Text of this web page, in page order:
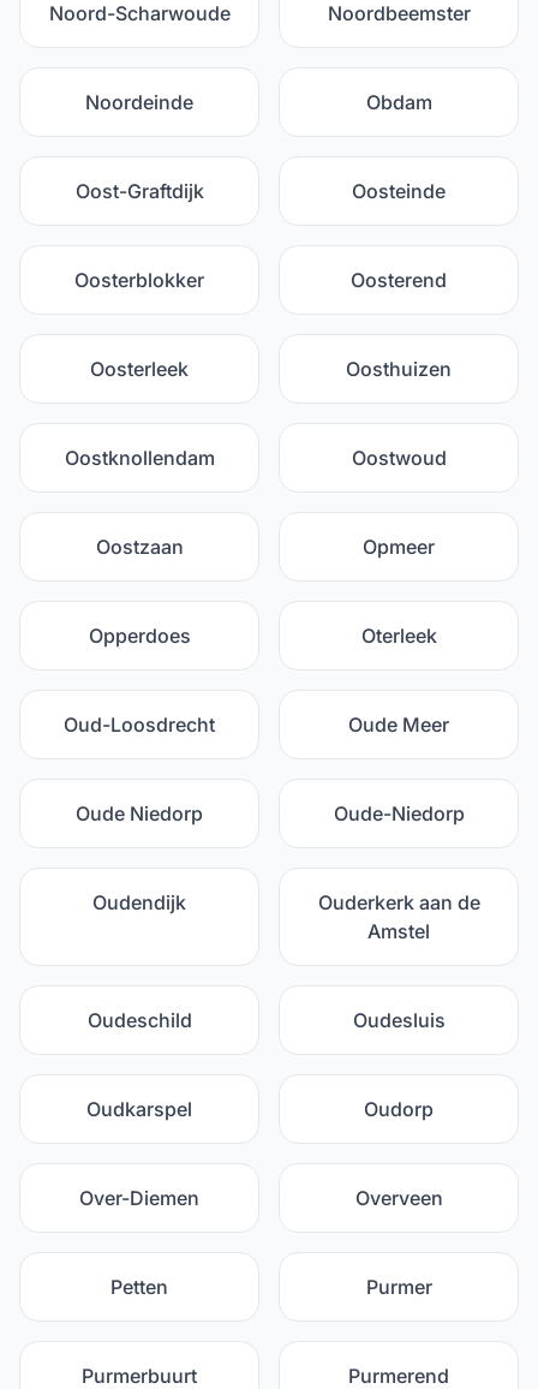
Noord-Scharwoude Noordbeemster
Noordeinde Obdam
Oost-Graftdijk Oosteinde
Oosterblokker Oosterend
Oosterleek Oosthuizen
Oostknollendam Oostwoud
Oostzaan Opmeer
Opperdoes Oterleek
Oud-Loosdrecht Oude Meer
Oude Niedorp Oude-Niedorp
Oudendijk
Ouderkerk aan de
Amstel
Oudeschild Oudesluis
Oudkarspel Oudorp
Over-Diemen Overveen
Petten Purmer
Purmerbuurt Purmerend